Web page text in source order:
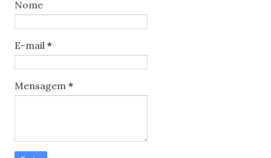
Nome
E-mail *
Mensagem *